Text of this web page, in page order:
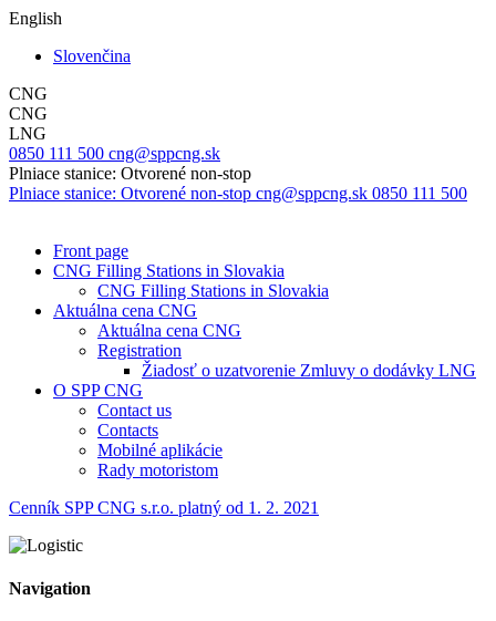
English
Slovenčina
CNG
CNG
LNG
0850 111 500 cng@sppcng.sk
Plniace stanice: Otvorené non-stop
Plniace stanice: Otvorené non-stop cng@sppcng.sk 0850 111 500
Front page
CNG Filling Stations in Slovakia
CNG Filling Stations in Slovakia
Aktuálna cena CNG
Aktuálna cena CNG
Registration
Žiadosť o uzatvorenie Zmluvy o dodávky LNG
O SPP CNG
Contact us
Contacts
Mobilné aplikácie
Rady motoristom
Cenník SPP CNG s.r.o. platný od 1. 2. 2021
Navigation